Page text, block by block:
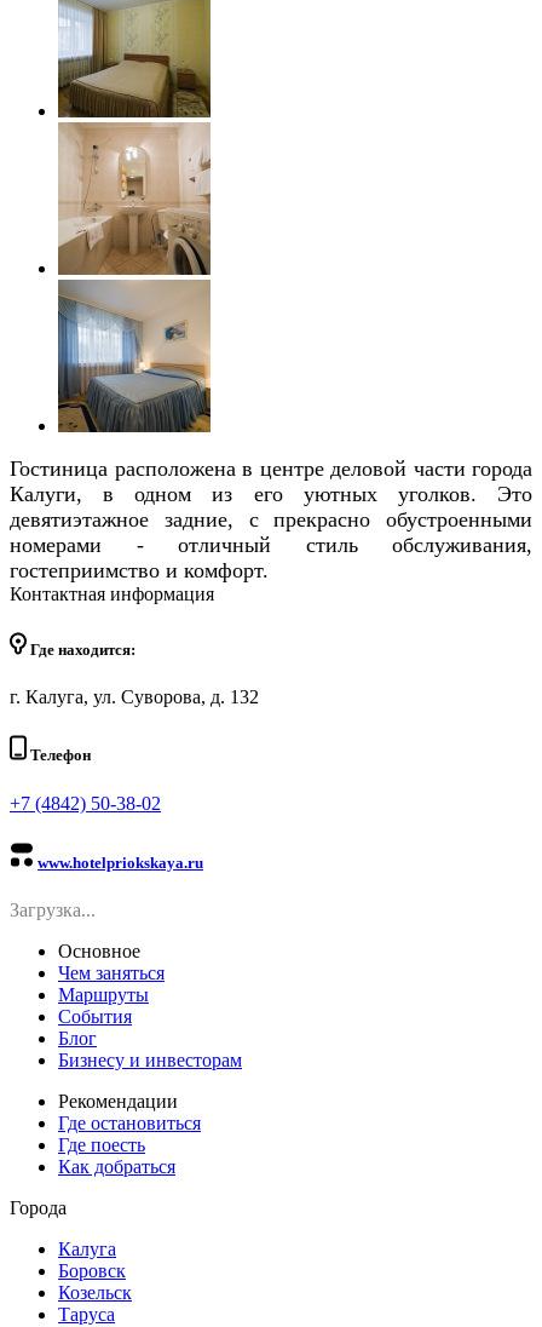
Гостиница расположена в центре деловой части города
Калуги, в одном из его уютных уголков. Это
девятиэтажное задние, с прекрасно обустроенными
номерами - отличный стиль обслуживания,
гостеприимство и комфорт.
Контактная информация
Где находится:
г. Калуга, ул. Суворова, д. 132
Телефон
+7 (4842) 50-38-02
www.hotelpriokskaya.ru
Загрузка...
Основное
Чем заняться
Маршруты
События
Блог
Бизнесу и инвесторам
Рекомендации
Где остановиться
Где поесть
Как добраться
Города
Калуга
Боровск
Козельск
Таруса